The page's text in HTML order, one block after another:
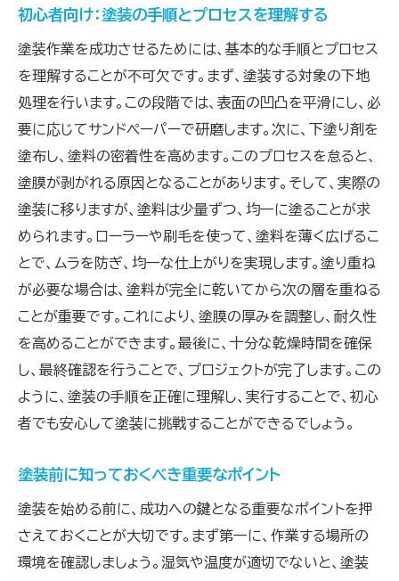
初心者でも安心！塗装で失敗しないための実践
ガイド
初心者向け塗装ガイド：ステップバイステップ
で理解する
実践的な塗装テクニックで失敗を回避する
塗装初心者が知っておくべき基礎的なテクニ
ック
塗装の品質を保証するためのプロフェッショ
ナルな提案
自宅で簡単にできる塗装の実践ノウハウ
満足のいく塗装を実現するためのプロの技法
プロに学ぶ仕上がりの美しさを最大化する方
法
満足度を高めるための塗装テクニック集
初心者向け：塗装の手順とプロセスを理解する
塗装作業を成功させるためには、基本的な手順とプロセス
を理解することが不可欠です。まず、塗装する対象の下地
処理を行います。この段階では、表面の凹凸を平滑にし、必
要に応じてサンドペーパーで研磨します。次に、下塗り剤を
塗布し、塗料の密着性を高めます。このプロセスを怠ると、
塗膜が剥がれる原因となることがあります。そして、実際の
塗装に移りますが、塗料は少量ずつ、均一に塗ることが求
められます。ローラーや刷毛を使って、塗料を薄く広げるこ
とで、ムラを防ぎ、均一な仕上がりを実現します。塗り重ね
が必要な場合は、塗料が完全に乾いてから次の層を重ねる
ことが重要です。これにより、塗膜の厚みを調整し、耐久性
を高めることができます。最後に、十分な乾燥時間を確保
し、最終確認を行うことで、プロジェクトが完了します。この
ように、塗装の手順を正確に理解し、実行することで、初心
者でも安心して塗装に挑戦することができるでしょう。
塗装前に知っておくべき重要なポイント
塗装を始める前に、成功への鍵となる重要なポイントを押
さえておくことが大切です。まず第一に、作業する場所の
環境を確認しましょう。湿気や温度が適切でないと、塗装